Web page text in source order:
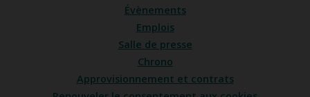
Évènements
Emplois
Salle de presse
Chrono
Approvisionnement et contrats